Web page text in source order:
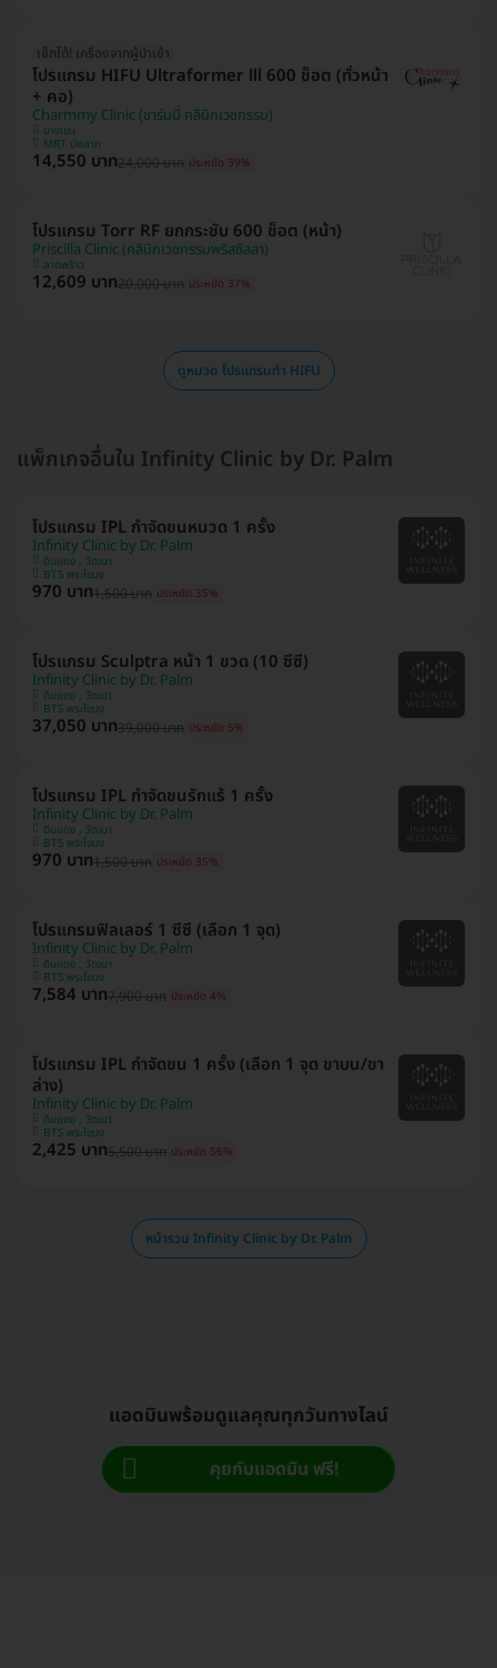
เช็กได้! เครื่องจากผู้นำเข้า
โปรแกรม HIFU Ultraformer lll 600 ช็อต (ทั่วหน้า
+ คอ)
Charmmy Clinic (ชาร์มมี่ คลินิกเวชกรรม)
บางเขน
MRT มัยลาภ
14,550 บาท24,000 บาท ประหยัด 39%
โปรแกรม Torr RF ยกกระชับ 600 ช็อต (หน้า)
Priscilla Clinic (คลินิกเวชกรรมพริสซิลลา)
ลาดพร้าว
12,609 บาท20,000 บาท ประหยัด 37%
ดูหมวด โปรแกรมทำ HIFU
แพ็กเกจอื่นใน Infinity Clinic by Dr. Palm
โปรแกรม IPL กำจัดขนหนวด 1 ครั้ง
Infinity Clinic by Dr. Palm
ดินแดง , วัฒนา
BTS พระโขนง
970 บาท1,500 บาท ประหยัด 35%
โปรแกรม Sculptra หน้า 1 ขวด (10 ซีซี)
Infinity Clinic by Dr. Palm
ดินแดง , วัฒนา
BTS พระโขนง
37,050 บาท39,000 บาท ประหยัด 5%
โปรแกรม IPL กำจัดขนรักแร้ 1 ครั้ง
Infinity Clinic by Dr. Palm
ดินแดง , วัฒนา
BTS พระโขนง
970 บาท1,500 บาท ประหยัด 35%
โปรแกรมฟิลเลอร์ 1 ซีซี (เลือก 1 จุด)
Infinity Clinic by Dr. Palm
ดินแดง , วัฒนา
BTS พระโขนง
7,584 บาท7,900 บาท ประหยัด 4%
โปรแกรม IPL กำจัดขน 1 ครั้ง (เลือก 1 จุด ขาบน/ขา
ล่าง)
Infinity Clinic by Dr. Palm
ดินแดง , วัฒนา
BTS พระโขนง
2,425 บาท5,500 บาท ประหยัด 56%
หน้ารวม Infinity Clinic by Dr. Palm
แอดมินพร้อมดูแลคุณทุกวันทางไลน์
คุยกับแอดมิน ฟรี!